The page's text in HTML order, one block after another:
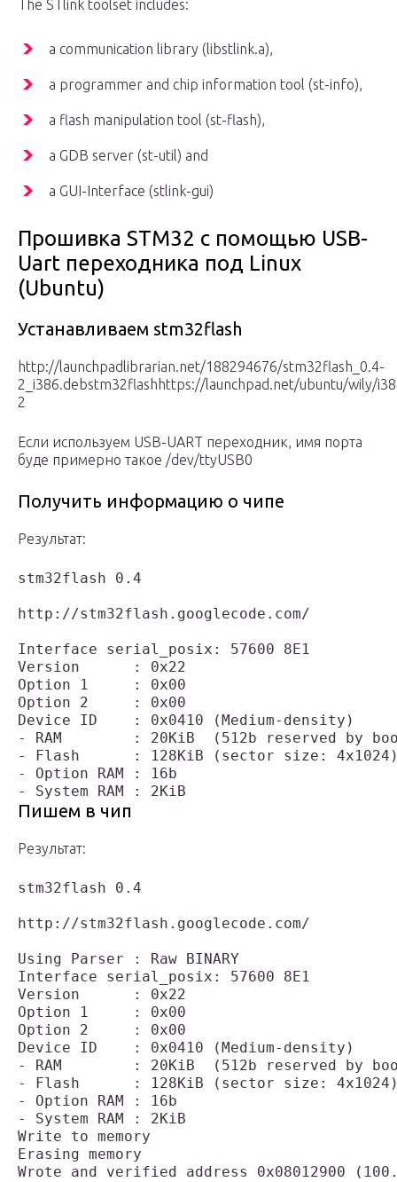
The STlink toolset includes:
a communication library (libstlink.a),
a programmer and chip information tool (st-info),
a flash manipulation tool (st-flash),
a GDB server (st-util) and
a GUI-Interface (stlink-gui)
Прошивка STM32 с помощью USB-
Uart переходника под Linux
(Ubuntu)
Устанавливаем stm32flash
http://launchpadlibrarian.net/188294676/stm32flash_0.4-
2_i386.debstm32flashhttps://launchpad.net/ubuntu/wily/
2
Если используем USB-UART переходник, имя порта
буде примерно такое /dev/ttyUSB0
Получить информацию о чипе
Результат:
stm32flash 0.4
http://stm32flash.googlecode.com/
Interface serial_posix: 57600 8E1
Version      : 0x22
Option 1     : 0x00
Option 2     : 0x00
Device ID    : 0x0410 (Medium-density)
- RAM        : 20KiB  (512b reserved by
- Flash      : 128KiB (sector size:
- Option RAM : 16b
Пишем в чип
Результат:
stm32flash 0.4
http://stm32flash.googlecode.com/
Using Parser : Raw BINARY
Interface serial_posix: 57600 8E1
Version      : 0x22
Option 1     : 0x00
Option 2     : 0x00
Device ID    : 0x0410 (Medium-density)
- RAM        : 20KiB  (512b reserved by
- Flash      : 128KiB (sector size:
- Option RAM : 16b
- System RAM : 2KiB
Write to memory
Erasing memory
Wrote and verified address 0x08012900